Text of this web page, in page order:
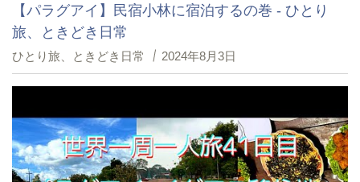
【パラグアイ】民宿小林に宿泊するの巻 - ひとり
旅、ときどき日常
ひとり旅、ときどき日常 2024年8月3日